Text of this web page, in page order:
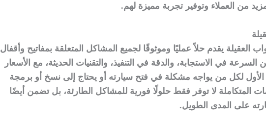
من العملاء وتوفير تجربة مميزة لهم.
العقيلة يقدم حلاً عمليًا وموثوقًا لجميع المشاكل المتعلقة بمفاتيح وأقفال
السرعة في الاستجابة، والدقة في التنفيذ، والتقنيات الحديثة، مع الأسعار
الأول لكل من يواجه مشكلة في فتح سيارته أو يحتاج إلى نسخ أو برمجة
المتكاملة لا توفر فقط حلولًا فورية للمشاكل الطارئة، بل تضمن أيضًا
على المدى الطويل.